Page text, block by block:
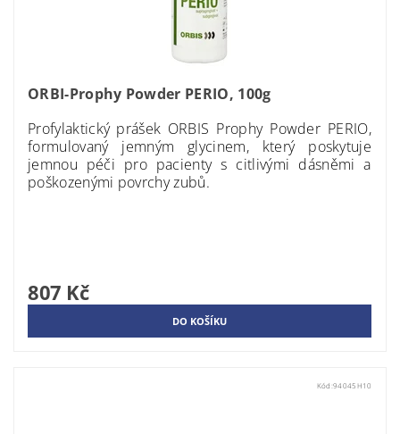
ORBI-Prophy Powder PERIO, 100g
Profylaktický prášek ORBIS Prophy Powder PERIO,
formulovaný jemným glycinem, který poskytuje
jemnou péči pro pacienty s citlivými dásněmi a
poškozenými povrchy zubů.
807 Kč
Kód:94045H10